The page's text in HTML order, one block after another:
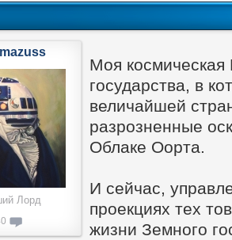
Моя космическая
государства, в
величайшей
разрозненные
Облаке Оорта.
И сейчас,
проекциях тех
жизни Земного
Лорд